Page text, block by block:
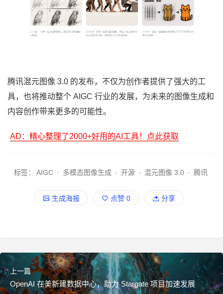
腾讯混元图像 3.0 的发布，不仅为创作者提供了强大的工
具，也将推动整个 AIGC 行业的发展，为未来的图像生成和
内容创作带来更多的可能性。
AD：精心整理了2000+好用的AI工具！点此获取
标签： AIGC · 多模态图像生成 · 开源 · 混元图像 3.0 · 腾讯
生成海报 点赞 0 分享
上一篇
OpenAI 在美新建数据中心，助力 Stargate 项目加速发展